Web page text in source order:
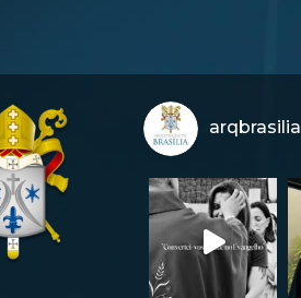
arqbrasilia